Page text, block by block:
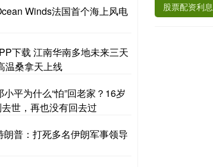
股票配资利息
Winds法国首个海上风电
下载 江南华南多地未来三天
温桑拿天上线
平为什么“怕”回老家？16岁
世，再也没有回去过
朗普：打死多名伊朗军事领导